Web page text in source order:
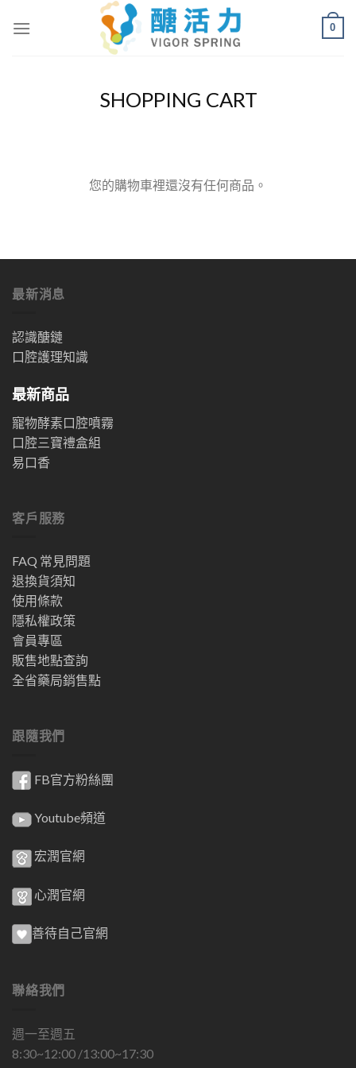
0
SHOPPING CART
您的購物車裡還沒有任何商品。
最新消息
認識醣鏈
口腔護理知識
最新商品
寵物酵素口腔噴霧
口腔三寶禮盒組
易口香
客戶服務
FAQ 常見問題
退換貨須知
使用條款
隱私權政策
會員專區
販售地點查詢
全省藥局銷售點
跟隨我們
FB官方粉絲團
Youtube頻道
宏潤官網
心潤官網
善待自己官網
聯絡我們
週一至週五
8:30~12:00 /13:00~17:30